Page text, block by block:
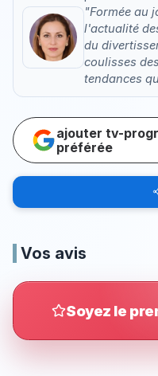
"Formée au
l'actualité
du
coulisses
tendances
ajouter tv-
préférée
Vos avis
Soyez le